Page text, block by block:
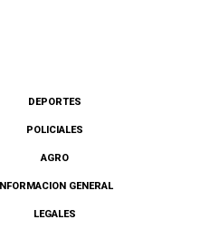
DEPORTES
POLICIALES
AGRO
INFORMACION GENERAL
LEGALES